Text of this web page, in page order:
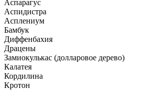
Аспарагус
Аспидистра
Асплениум
Бамбук
Диффенбахия
Драцены
Замиокулькас (долларовое дерево)
Калатея
Кордилина
Кротон